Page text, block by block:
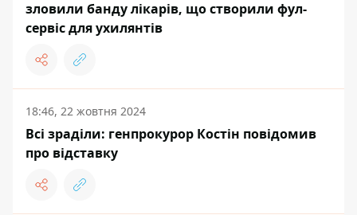
зловили банду лікарів, що створили фул-
сервіс для ухилянтів
18:46, 22 жовтня 2024
Всі зраділи: генпрокурор Костін повідомив
про відставку